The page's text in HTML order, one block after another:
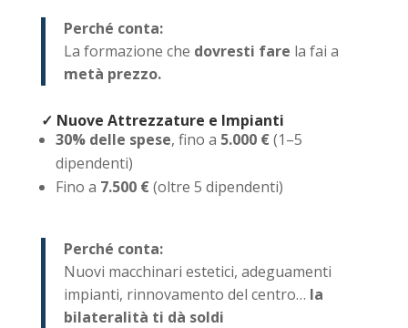
Perché conta:
La formazione che dovresti fare la fai a
metà prezzo.
✓ Nuove Attrezzature e Impianti
30% delle spese, fino a 5.000 €(1–5
dipendenti)
Fino a 7.500 €(oltre 5 dipendenti)
Perché conta:
Nuovi macchinari estetici, adeguamenti
impianti, rinnovamento del centro… la
bilateralità ti dà soldi